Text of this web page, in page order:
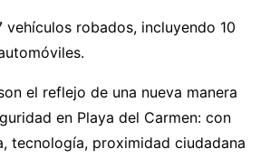
vehículos robados, incluyendo 10
el reflejo de una nueva manera
en Playa del Carmen: con
tecnología, proximidad ciudadana